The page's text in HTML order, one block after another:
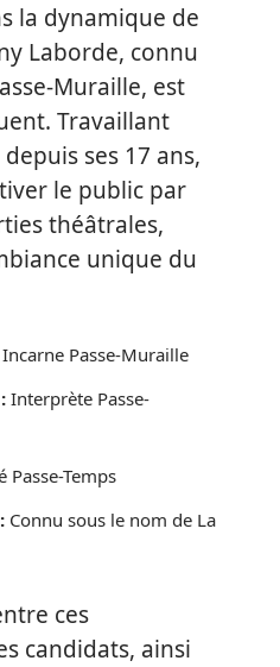
la dynamique de
Laborde, connu
Muraille, est
Travaillant
ses 17 ans,
le public par
théâtrales,
unique du
Incarne Passe-Muraille
Interprète Passe-
Passe-Temps
Connu sous le nom de La
ces
candidats, ainsi